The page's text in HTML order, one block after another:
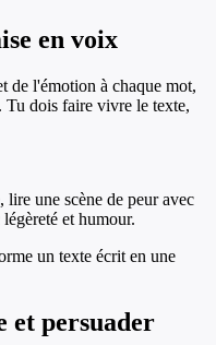
en voix
de l'émotion à chaque mot,
dois faire vivre le texte,
lire une scène de peur avec
et humour.
un texte écrit en une
et persuader